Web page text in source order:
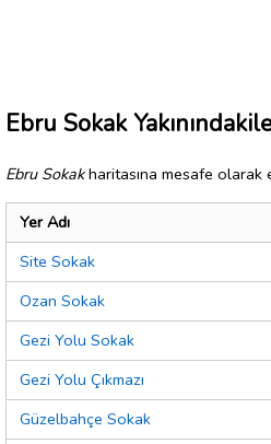
Ebru Sokak
Ebru Sokakharitasına mesafe olarak
Yer Adı
Site Sokak
Ozan Sokak
Gezi Yolu Sokak
Gezi Yolu Çıkmazı
Güzelbahçe Sokak